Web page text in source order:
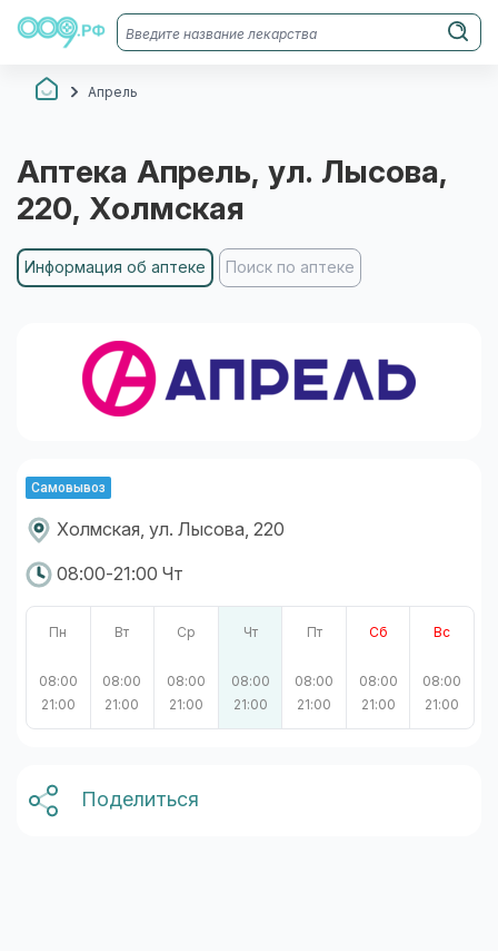
Апрель
Аптека Апрель, ул. Лысова,
220, Холмская
Информация об аптеке Поиск по аптеке
Самовывоз
Холмская, ул. Лысова, 220
08:00-21:00 Чт
Пн
08:00
21:00
Вт
08:00
21:00
Ср
08:00
21:00
Чт
08:00
21:00
Пт
08:00
21:00
Сб
08:00
21:00
Вс
08:00
21:00
Поделиться